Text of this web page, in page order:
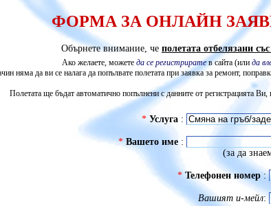
ФОРМА ЗА ОНЛАЙН
Обърнете внимание, че полетата отбелязани със
Ако желаете, можете да се регистриратев сайта (или да
няма да ви се налага да попълвате полетата при заявка за ремонт,
Полетата ще бъдат автоматично попълнени с данните от регистрацията Ви,
* Услуга :
*Вашето име :
(за да
*Телефонен номер:
Вашият и-мейл: